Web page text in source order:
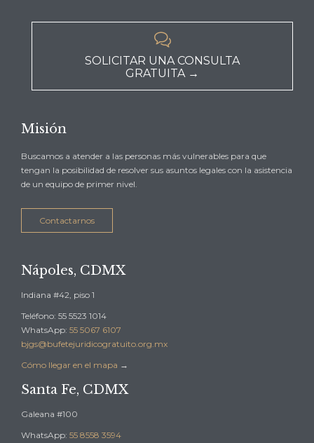

SOLICITAR UNA CONSULTA
GRATUITA →
Misión
Buscamos a atender a las personas más vulnerables para que
tengan la posibilidad de resolver sus asuntos legales con la asistencia
de un equipo de primer nivel.
Contactarnos
Nápoles, CDMX
Indiana #42, piso 1
Teléfono: 55 5523 1014
WhatsApp: 55 5067 6107
bjgs@bufetejuridicogratuito.org.mx
Cómo llegar en el mapa →
Santa Fe, CDMX
Galeana #100
WhatsApp: 55 8558 3594